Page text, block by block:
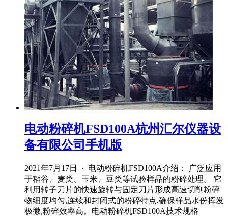
电动粉碎机FSD100A杭州汇尔仪器设
备有限公司手机版
2021年7月17日 · 电动粉碎机FSD100A介绍： 广泛应用
于稻谷、麦类、玉米、豆类等试验样品的粉碎处理。 它
利用转子刀片的快速旋转与固定刀片形成高速切削粉碎
物细度均匀,连续和封闭式的粉碎特点,确保样品水份挥发
极微,粉碎效率高。电动粉碎机FSD100A技术规格